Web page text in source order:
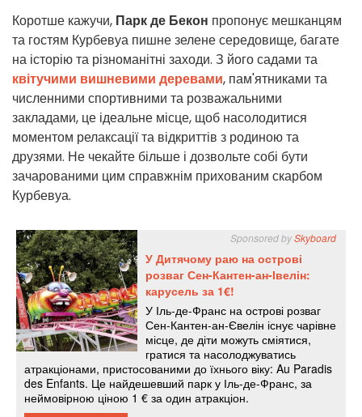
Коротше кажучи, Парк де Бекон пропонує мешканцям
та гостям Курбевуа пишне зелене середовище, багате
на історію та різноманітні заходи. З його садами та
квітучими вишневими деревами, пам'ятниками та
численними спортивними та розважальними
закладами, це ідеальне місце, щоб насолодитися
моментом релаксації та відкриттів з родиною та
друзями. Не чекайте більше і дозвольте собі бути
зачарованими цим справжнім прихованим скарбом
Курбевуа.